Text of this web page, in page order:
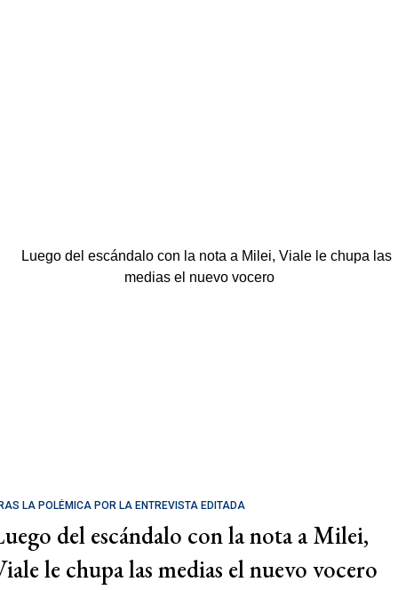
LA POLÉMICA POR LA ENTREVISTA EDITADA
del escándalo con la nota a Milei,
le chupa las medias el nuevo vocero